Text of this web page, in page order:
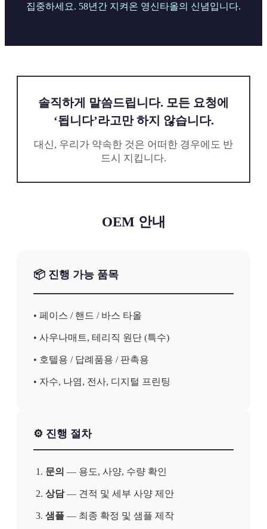
집중하세요. 58년간 지켜온 영신타올의 신념입니다.
솔직하게 말씀드립니다. 모든 요청에
‘됩니다’라고만 하지 않습니다.
대신, 우리가 약속한 것은 어떠한 경우에도 반
드시 지킵니다.
OEM 안내
📦 진행 가능 품목
• 페이스 / 핸드 / 바스 타올
• 사우나매트, 테리직 원단 (특수)
• 호텔용 / 답례품용 / 판촉용
• 자수, 나염, 전사, 디지털 프린팅
⚙️ 진행 절차
문의 — 용도, 사양, 수량 확인
상담— 견적 및 세부 사양 제안
샘플 — 최종 확정 및 샘플 제작